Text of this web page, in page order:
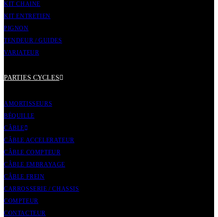
KIT CHAINE
KIT ENTRETIEN
PIGNON
TENDEUR / GUIDES
VARIATEUR
PARTIES CYCLES
AMORTISSEURS
BÉQUILLE
CÂBLE
CÂBLE ACCELERATEUR
CÂBLE COMPTEUR
CÂBLE EMBRAYAGE
CÂBLE FREIN
CARROSSERIE / CHASSIS
COMPTEUR
CONTACTEUR